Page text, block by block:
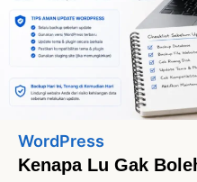
WordPress
Kenapa Lu Gak